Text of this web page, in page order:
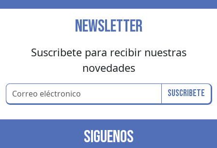
NEWSLETTER
Suscribete para recibir nuestras
novedades
Suscribete
SIGUENOS